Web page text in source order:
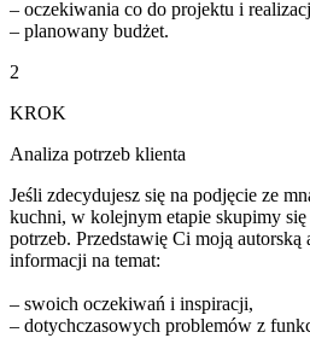
– oczekiwania co do projektu i
– planowany budżet.
2
KROK
Analiza potrzeb klienta
Jeśli zdecydujesz się na podjęcie ze
kuchni, w kolejnym etapie skupimy
potrzeb. Przedstawię Ci moją
informacji na temat:
– swoich oczekiwań i inspiracji,
– dotychczasowych problemów z